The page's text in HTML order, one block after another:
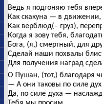
Ведь я подгоняю тебя
Как скакуна — в
Как верблюд(– груз),
Когда я зову тебя,
Бога, (я,) смертный, для
Сделай наши похвалы
Для получения наград
О Пушан, (тот,) благодаря
— А они таковы по силе
Да, по силе духа —